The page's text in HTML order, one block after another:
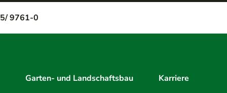
9761-0
Garten- und Landschaftsbau Karriere